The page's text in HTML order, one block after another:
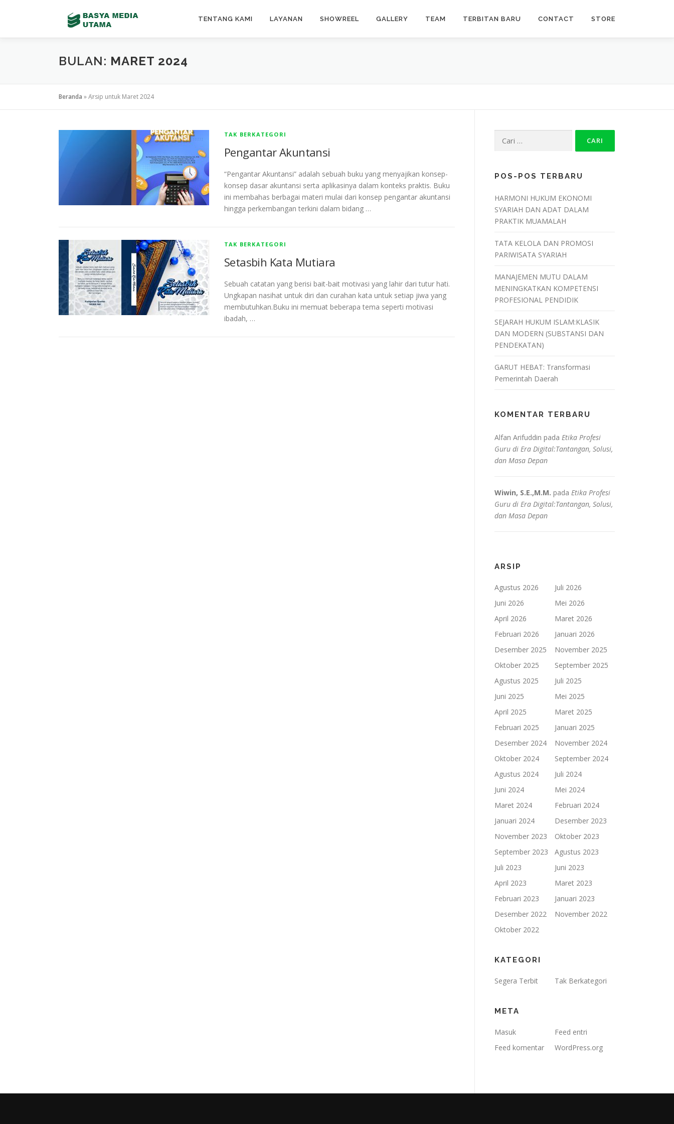
TENTANG KAMI LAYANAN SHOWREEL GALLERY TEAM TERBITAN BARU CONTACT STORE
BULAN: MARET 2024
Beranda »Arsip untuk Maret 2024
TAK BERKATEGORI
Pengantar Akuntansi
“Pengantar Akuntansi” adalah sebuah buku yang menyajikan konsep-
konsep dasar akuntansi serta aplikasinya dalam konteks praktis. Buku
ini membahas berbagai materi mulai dari konsep pengantar akuntansi
hingga perkembangan terkini dalam bidang …
TAK BERKATEGORI
Setasbih Kata Mutiara
Sebuah catatan yang berisi bait-bait motivasi yang lahir dari tutur hati.
Ungkapan nasihat untuk diri dan curahan kata untuk setiap jiwa yang
membutuhkan.Buku ini memuat beberapa tema seperti motivasi
ibadah, …
untuk:
POS-POS TERBARU
HARMONI HUKUM EKONOMI
SYARIAH DAN ADAT DALAM
PRAKTIK MUAMALAH
TATA KELOLA DAN PROMOSI
PARIWISATA SYARIAH
MANAJEMEN MUTU DALAM
MENINGKATKAN KOMPETENSI
PROFESIONAL PENDIDIK
SEJARAH HUKUM ISLAM:KLASIK
DAN MODERN (SUBSTANSI DAN
PENDEKATAN)
GARUT HEBAT: Transformasi
Pemerintah Daerah
KOMENTAR TERBARU
Alfan Arifuddin pada Etika Profesi
Guru di Era Digital:Tantangan, Solusi,
dan Masa Depan
Wiwin, S.E.,M.M. pada Etika Profesi
Guru di Era Digital:Tantangan, Solusi,
dan Masa Depan
ARSIP
Agustus 2026
Juli 2026
Juni 2026
Mei 2026
April 2026
Maret 2026
Februari 2026
Januari 2026
Desember 2025
November 2025
Oktober 2025
September 2025
Agustus 2025
Juli 2025
Juni 2025
Mei 2025
April 2025
Maret 2025
Februari 2025
Januari 2025
Desember 2024
November 2024
Oktober 2024
September 2024
Agustus 2024
Juli 2024
Juni 2024
Mei 2024
Maret 2024
Februari 2024
Januari 2024
Desember 2023
November 2023
Oktober 2023
September 2023
Agustus 2023
Juli 2023
Juni 2023
April 2023
Maret 2023
Februari 2023
Januari 2023
Desember 2022
November 2022
Oktober 2022
KATEGORI
Segera Terbit Tak Berkategori
META
Masuk
Feed entri
Feed komentar
WordPress.org